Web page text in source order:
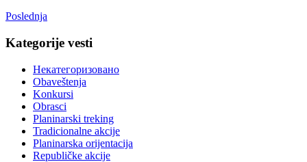
Poslednja
Kategorije vesti
Некатегоризовано
Obaveštenja
Konkursi
Obrasci
Planinarski treking
Tradicionalne akcije
Planinarska orijentacija
Republičke akcije